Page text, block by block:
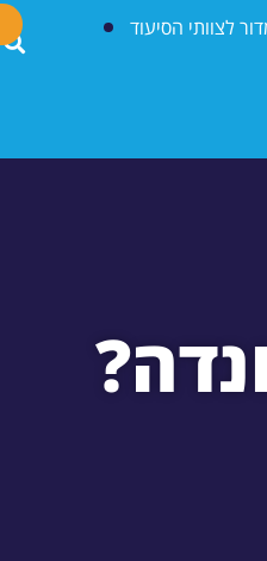
לצוותי הסיעוד